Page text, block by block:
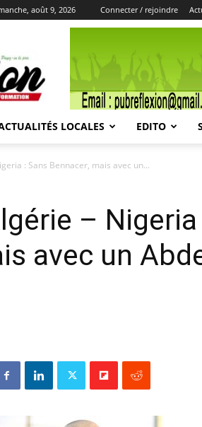
août 9, 2026 Connecter / rejoindre
LOCALES EDITO
: Sans Bennacer, mais avec un...
–
avec un